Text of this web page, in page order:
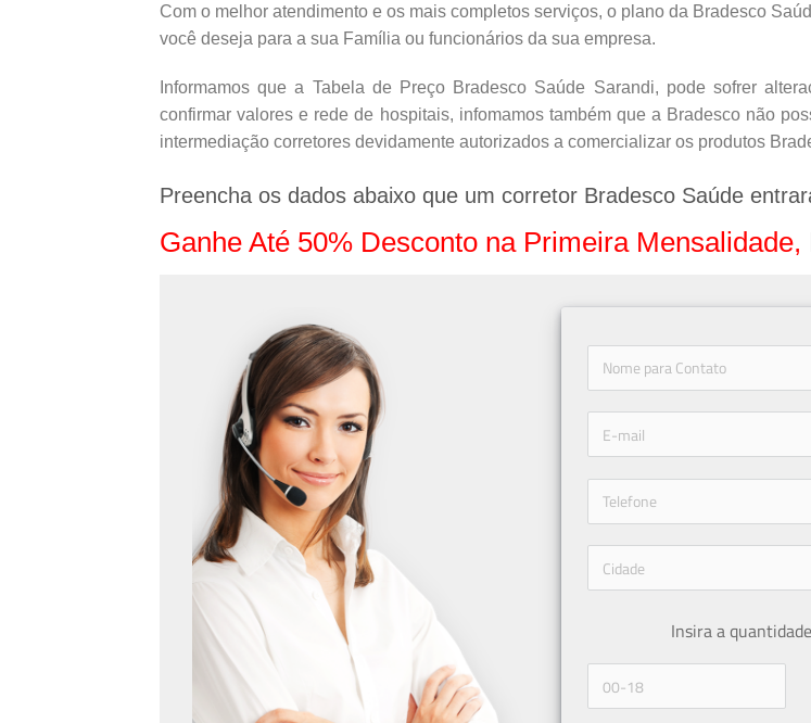
Com o melhor atendimento e os mais completos serviços, o plano da Bradesco
você deseja para a sua Família ou funcionários da sua empresa.
Informamos que a Tabela de Preço Bradesco Saúde Sarandi, pode sofrer
confirmar valores e rede de hospitais, infomamos também que a Bradesco não
intermediação corretores devidamente autorizados a comercializar os produtos
Preencha os dados abaixo que um corretor Bradesco Saúde
Ganhe Até 50% Desconto na Primeira Mensalidade,
Insira a